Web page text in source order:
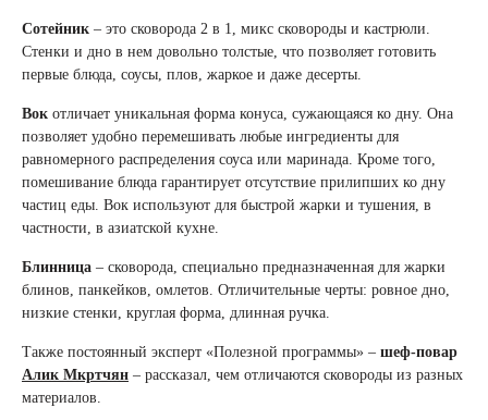
Сотейник – это сковорода 2 в 1, микс сковороды и кастрюли.
Стенки и дно в нем довольно толстые, что позволяет готовить
первые блюда, соусы, плов, жаркое и даже десерты.
Вок отличает уникальная форма конуса, сужающаяся ко дну. Она
позволяет удобно перемешивать любые ингредиенты для
равномерного распределения соуса или маринада. Кроме того,
помешивание блюда гарантирует отсутствие прилипших ко дну
частиц еды. Вок используют для быстрой жарки и тушения, в
частности, в азиатской кухне.
Блинница – сковорода, специально предназначенная для жарки
блинов, панкейков, омлетов. Отличительные черты: ровное дно,
низкие стенки, круглая форма, длинная ручка.
Также постоянный эксперт «Полезной программы» – шеф-повар
Алик Мкртчян – рассказал, чем отличаются сковороды из разных
материалов.